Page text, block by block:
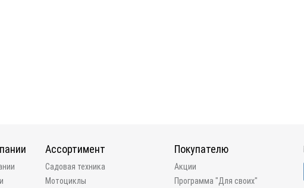
Ассортимент
Садовая техника
Мотоциклы
Покупателю
Акции
Программа "Для своих"